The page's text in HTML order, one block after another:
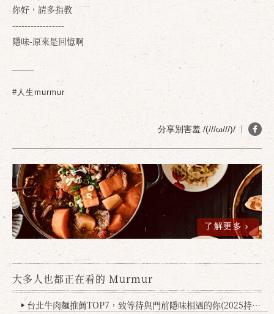
你好，請多指教
-----------------
隱味-原來是回憶啊
#人生murmur
分享別害羞 /(///ω///)/
了解更多
大多人也都正在看的 Murmur
▶ 台北牛肉麵推薦TOP7，致等待與門前隱味相遇的你(2025持續更新
確定